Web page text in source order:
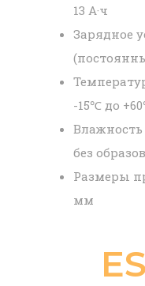
13 А·ч
Зарядное
-15℃ до
без
Размеры
мм